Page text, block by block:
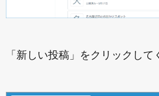
「新しい投稿」をクリックして